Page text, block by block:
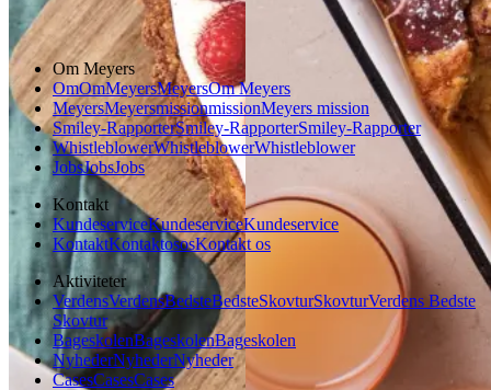
Glutenfri
Om Meyers
OmOmMeyersMeyersOm Meyers
MeyersMeyersmissionmissionMeyers mission
Smiley-RapporterSmiley-RapporterSmiley-Rapporter
WhistleblowerWhistleblowerWhistleblower
JobsJobsJobs
Kontakt
KundeserviceKundeserviceKundeservice
KontaktKontaktososKontakt os
Aktiviteter
VerdensVerdensBedsteBedsteSkovturSkovturVerdens Bedste
Skovtur
BageskolenBageskolenBageskolen
NyhederNyhederNyheder
CasesCasesCases